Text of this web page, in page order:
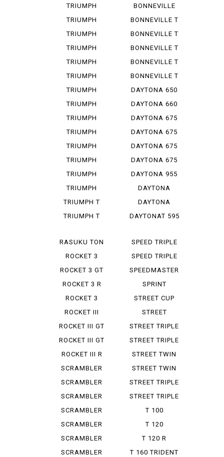
SCRAMBLE...
TRIUMPH
SPEED T...
TRIUMPH
SPEED T...
TRIUMPH
SPEED 400
TRIUMPH
STREET ...
TRIUMPH
STREET ...
TRIUMPH
STREET ...
TRIUMPH
THRUXTON...
TRIUMPH
TIGER S...
TRIUMPH
TIGER 12...
TRIUMPH
TIGER 80...
TRIUMPH
TIGER 90...
TRIUMPH
TIGER 90...
TRIUMPH
TRIDENT ...
TRIUMPH
SPEED TRI...
TRIUMPH T
100 BON...
TRIUMPH T
865
BONNEVILLE
BO BAR
BONNEVILLE T
100
BONNEVILLE T
100 B...
BONNEVILLE T
100 I...
BONNEVILLE T
120
BONNEVILLE T
140
DAYTONA 650
DAYTONA 660
DAYTONA 675
DAYTONA 675
R
DAYTONA 675
R ABS
DAYTONA 675
SE
DAYTONA 955
I
DAYTONA
MOTO 2 765
DAYTONA
MOTO 2 765...
DAYTONAT 595
RASUKU TON
900
ROCKET 3
ROCKET 3 GT
STORM
ROCKET 3 R
ROCKET 3
STORM GT
ROCKET III
ROADSTER
ROCKET III GT
ROCKET III GT
STORM
ROCKET III R
SCRAMBLER
SCRAMBLER
STEREO ...
SCRAMBLER
1200 X
SCRAMBLER
1200 XC
SCRAMBLER
1200 XE
SCRAMBLER
400 X
SCRAMBLER
SPEED TRIPLE
955 I
SPEED TRIPLE
RS
SPEEDMASTER
SPRINT
STREET CUP
STREET
SCRAMBLER
STREET TRIPLE
R LOW
STREET TRIPLE
RS
STREET TWIN
STREET TWIN
900
STREET TRIPLE
STREET TRIPLE
R
T 100
BONNEVILLE
T 120
BONNEVILLE
T 120 R
BONNEVILLE
T 160 TRIDENT